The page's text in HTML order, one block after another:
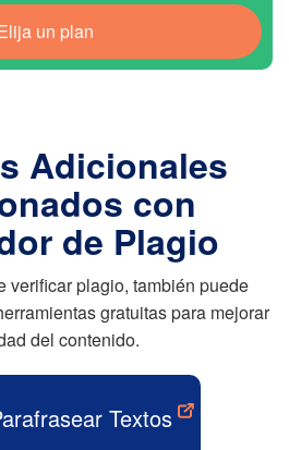
un plan
Adicionales
con
de Plagio
verificar plagio, también puede
gratuitas para mejorar
del contenido.
Textos